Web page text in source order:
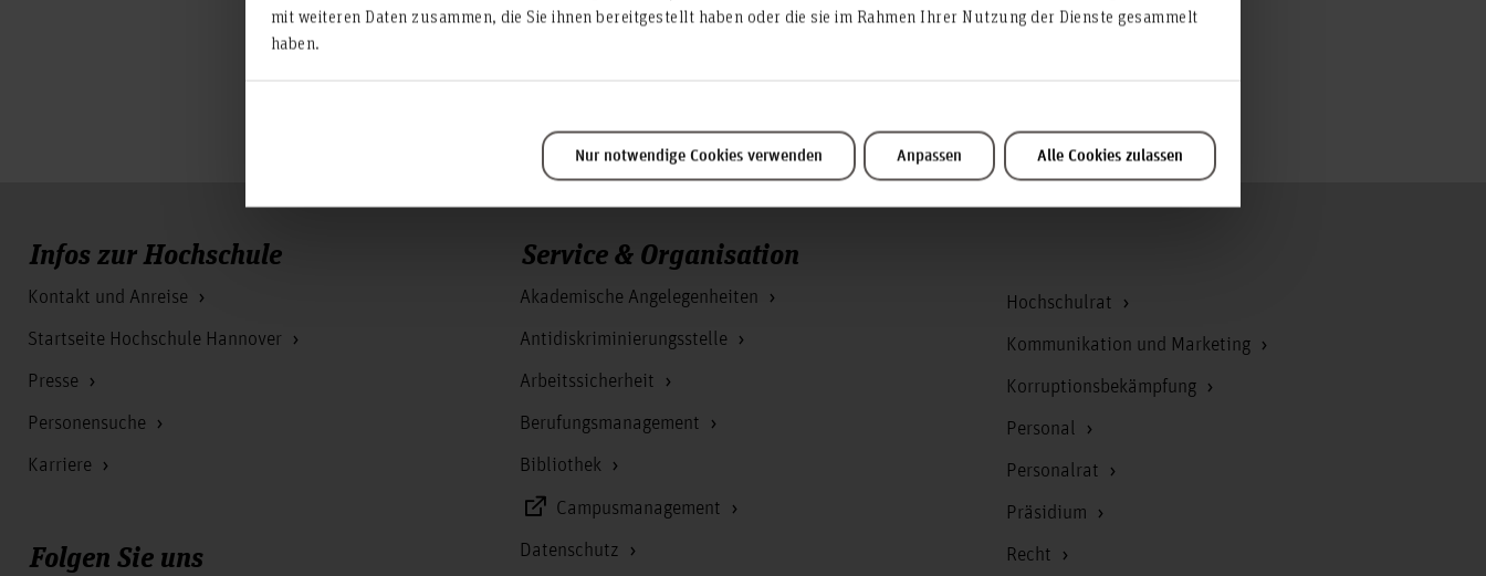
mit weiteren Daten zusammen, die Sie ihnen bereitgestellt haben oder die sie im Rahmen Ihrer Nutzung der Dienste gesammelt
haben.
Nur notwendige Cookies verwenden Anpassen Alle Cookies zulassen
Infos zur Hochschule
Kontakt und Anreise
Startseite Hochschule Hannover
Presse
Personensuche
Karriere
Folgen Sie uns
Service & Organisation
Akademische Angelegenheiten
Antidiskriminierungsstelle
Arbeitssicherheit
Berufungsmanagement
Bibliothek
Campusmanagement
Datenschutz
Hochschulrat
Kommunikation und Marketing
Korruptionsbekämpfung
Personal
Personalrat
Präsidium
Recht